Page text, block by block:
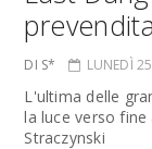
prevendita
DI S* LUNEDÌ
L'ultima delle
la luce verso fine
Straczynski